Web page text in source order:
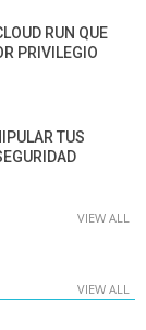
RUN QUE
PRIVILEGIO
TUS
VIEW ALL
VIEW ALL